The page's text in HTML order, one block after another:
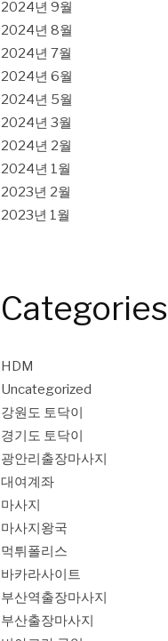
2024년 9월
2024년 8월
2024년 7월
2024년 6월
2024년 5월
2024년 3월
2024년 2월
2024년 1월
2023년 2월
2023년 1월
Categories
HDM
Uncategorized
강원도 토닥이
경기도 토닥이
광안리출장마사지
대여계좌
마사지
마사지왕국
먹튀폴리스
바카라사이트
부산역출장마사지
부산출장마사지